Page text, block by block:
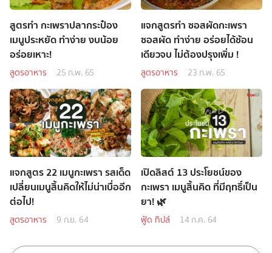
สูตรทำ กะเพราปลากระป๋อง
เมนูประหยัด ทำง่าย งบน้อย
อร่อยเหาะ!
สูตรอาหาร 25 ก.พ. 65
แจกสูตรทำ ซอสผัดกะเพรา
ซอสผัด ทำง่าย อร่อยได้ช้อน
เดียวจบ ไม่ต้องปรุงเพิ่ม !
สูตรอาหาร 23 ก.พ. 65
แจกสูตร 22 เมนูกะเพรา รสเด็ด
เปลี่ยนเมนูสิ้นคิดให้ไม่น่าเบื่ออีก
ต่อไป!
สูตรอาหาร 9 ก.ย. 64
เปิดลิสต์ 13 ประโยชน์ของ
กะเพรา เมนูสิ้นคิด ที่มีฤทธิ์เป็น
ยา! 🌿
ฟู้ด ทิปส์ 14 ก.ค. 64